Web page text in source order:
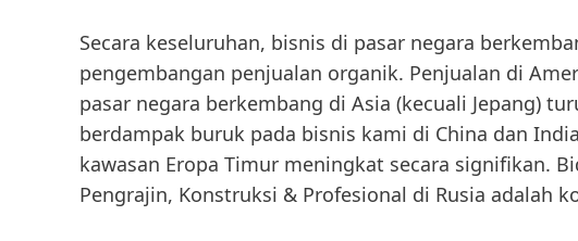
Secara keseluruhan, bisnis di pasar negara
pengembangan penjualan organik. Penjualan di
pasar negara berkembang di Asia (kecuali Jepang)
berdampak buruk pada bisnis kami di China dan
kawasan Eropa Timur meningkat secara signifikan.
Pengrajin, Konstruksi & Profesional di Rusia adalah